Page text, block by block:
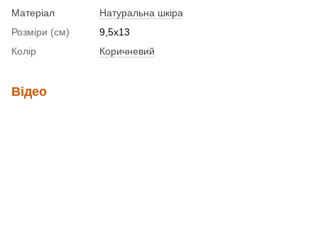
Матеріал
Натуральна шкіра
Розміри (см)
9,5х13
Колір
Коричневий
Відео